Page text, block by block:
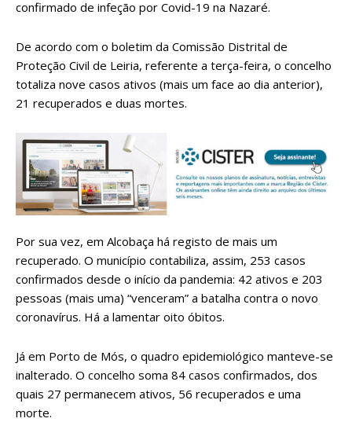
confirmado de infeção por Covid-19 na Nazaré.
De acordo com o boletim da Comissão Distrital de
Proteção Civil de Leiria, referente a terça-feira, o concelho
totaliza nove casos ativos (mais um face ao dia anterior),
21 recuperados e duas mortes.
Por sua vez, em Alcobaça há registo de mais um
recuperado. O município contabiliza, assim, 253 casos
confirmados desde o início da pandemia: 42 ativos e 203
pessoas (mais uma) “venceram” a batalha contra o novo
coronavírus. Há a lamentar oito óbitos.
Já em Porto de Mós, o quadro epidemiológico manteve-se
inalterado. O concelho soma 84 casos confirmados, dos
quais 27 permanecem ativos, 56 recuperados e uma
morte.